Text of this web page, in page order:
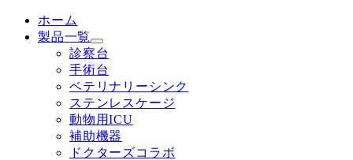
ホーム
製品一覧
診察台
手術台
ベテリナリーシンク
ステンレスケージ
動物用ICU
補助機器
ドクターズコラボ